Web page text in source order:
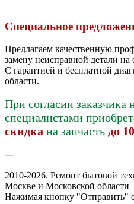
Специальное
Предлагаем качественную
замену неисправной детали
С гарантией и бесплатной
области.
При согласии
специалистами
скидка на запчасть до
---
2010-2026. Ремонт бытовой
Москве и Московской области
Нажимая кнопку "Отправить"